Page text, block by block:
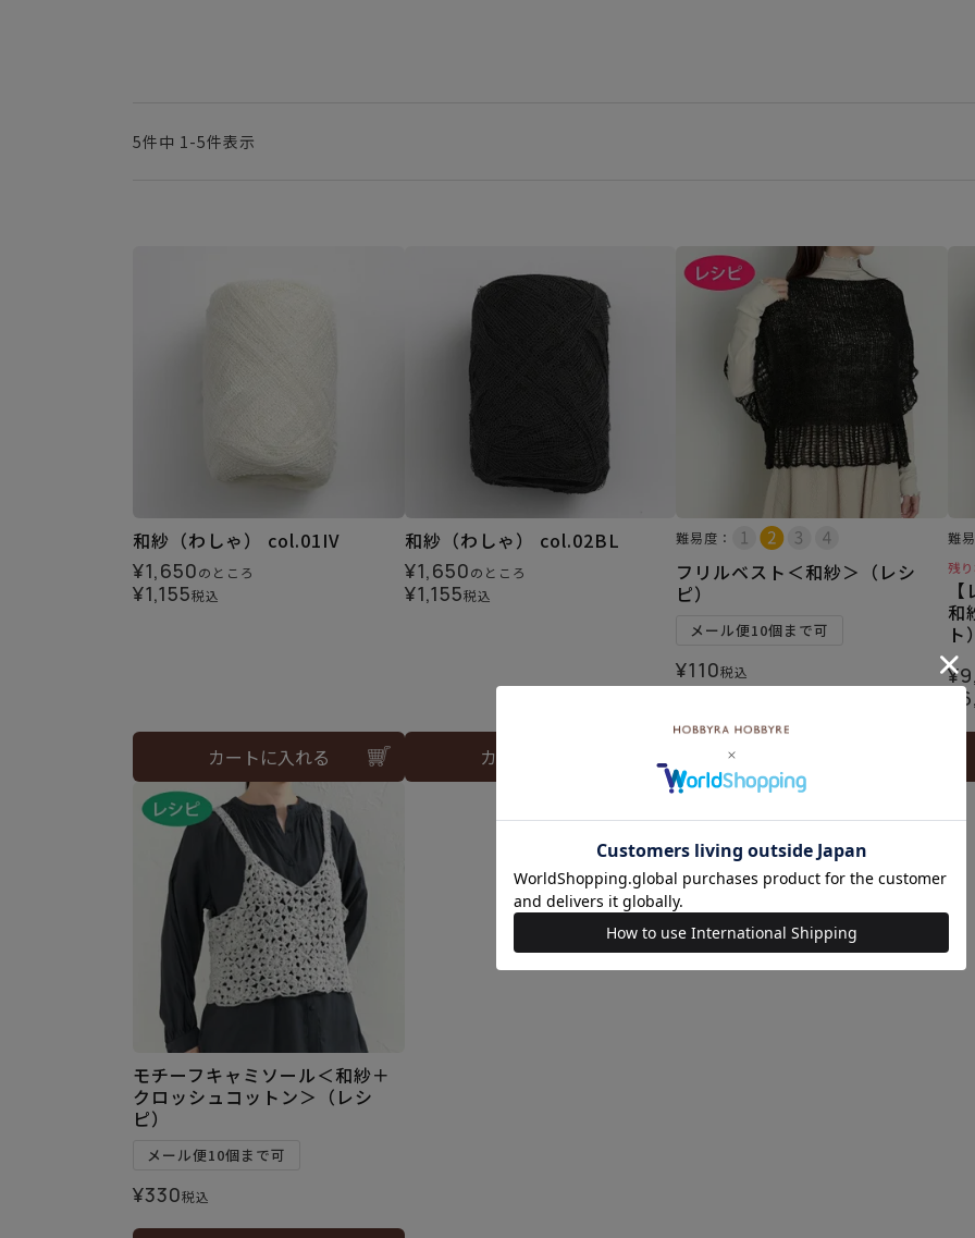
5件中 1 -5件表示
和紗（わしゃ） col.01IV
¥1,650のところ
¥1,155税込
カートに入れる
和紗（わしゃ） col.02BL
¥1,650のところ
¥1,155税込
カートに入れる
難易度：
フリルベスト＜和紗＞（レシ
ピ）
メール便10個まで可
¥110税込
難
残
和
ト
¥
モチーフキャミソール＜和紗＋
クロッシュコットン＞（レシ
ピ）
メール便10個まで可
¥330税込